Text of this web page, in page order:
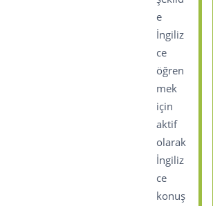
e
İngiliz
ce
öğren
mek
için
aktif
olarak
İngiliz
ce
konuş